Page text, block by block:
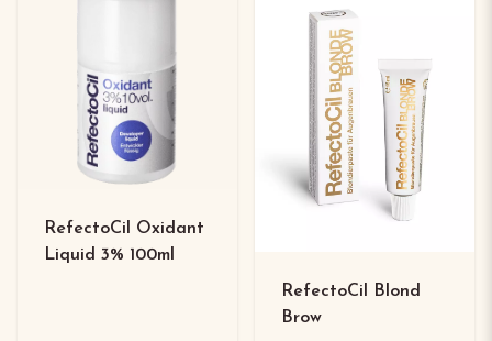
RefectoCil Oxidant
Liquid 3% 100ml
RefectoCil Blond
Brow